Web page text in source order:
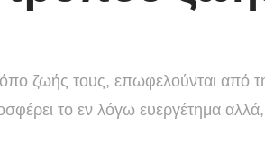
ζωής τους, επωφελούνται
το εν λόγω ευεργέτημα